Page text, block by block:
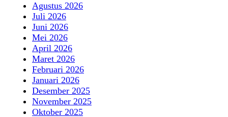
Agustus 2026
Juli 2026
Juni 2026
Mei 2026
April 2026
Maret 2026
Februari 2026
Januari 2026
Desember 2025
November 2025
Oktober 2025